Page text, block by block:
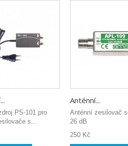
PS-101 pro
s...
Anténní...
Anténní zesilovač
26 dB
250 Kč